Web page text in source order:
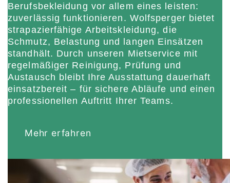
Berufsbekleidung vor allem eines leisten:
zuverlässig funktionieren. Wolfsperger bietet
strapazierfähige Arbeitskleidung, die
Schmutz, Belastung und langen Einsätzen
standhält. Durch unseren Mietservice mit
regelmäßiger Reinigung, Prüfung und
Austausch bleibt Ihre Ausstattung dauerhaft
einsatzbereit – für sichere Abläufe und einen
professionellen Auftritt Ihrer Teams.
Mehr erfahren